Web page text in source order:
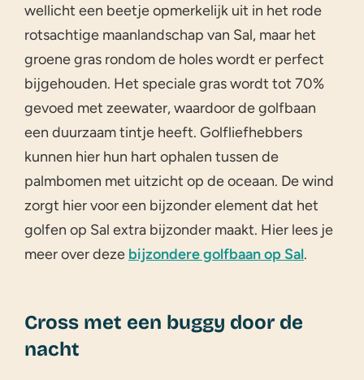
wellicht een beetje opmerkelijk uit in het rode
rotsachtige maanlandschap van Sal, maar het
groene gras rondom de holes wordt er perfect
bijgehouden. Het speciale gras wordt tot 70%
gevoed met zeewater, waardoor de golfbaan
een duurzaam tintje heeft. Golfliefhebbers
kunnen hier hun hart ophalen tussen de
palmbomen met uitzicht op de oceaan. De wind
zorgt hier voor een bijzonder element dat het
golfen op Sal extra bijzonder maakt. Hier lees je
meer over deze bijzondere golfbaan op Sal.
Cross met een buggy door de
nacht